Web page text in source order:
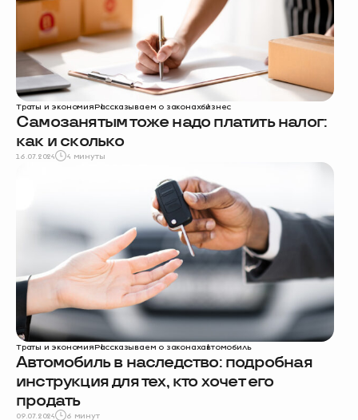
Траты и экономияРассказываем о законахбизнес
Самозанятым тоже надо платить налог:
как и сколько
16.07.2024 4 минуты
Траты и экономияРассказываем о законахавтомобиль
Автомобиль в наследство: подробная
инструкция для тех, кто хочет его
продать
09.07.2024 6 минут